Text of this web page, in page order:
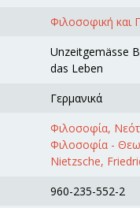
Φιλοσοφική και
Unzeitgemässe
das Leben
Γερμανικά
Φιλοσοφία,
Φιλοσοφία -
Nietzsche,
960-235-552-2